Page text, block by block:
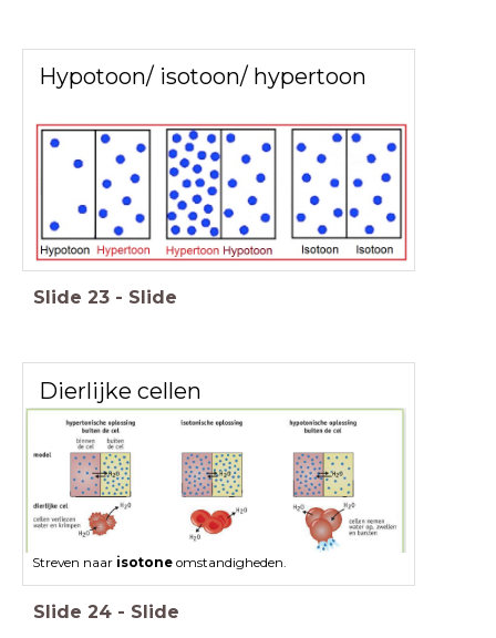
Hypotoon/ isotoon/ hypertoon
Slide 23 - Slide
Dierlijke cellen
Streven naar isotoneomstandigheden.
Slide 24 - Slide